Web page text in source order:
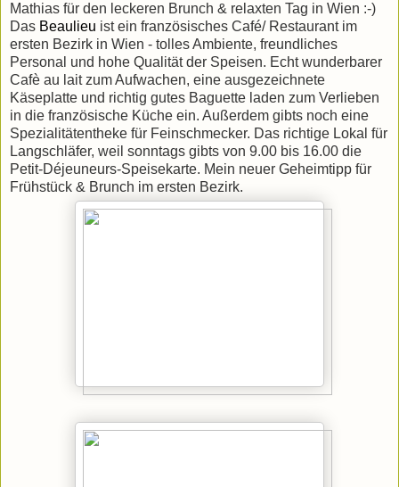
Mathias für den leckeren Brunch & relaxten Tag in Wien :-)
Das Beaulieu ist ein französisches Café/ Restaurant im
ersten Bezirk in Wien - tolles Ambiente, freundliches
Personal und hohe Qualität der Speisen. Echt wunderbarer
Cafè au lait zum Aufwachen, eine ausgezeichnete
Käseplatte und richtig gutes Baguette laden zum Verlieben
in die französische Küche ein. Außerdem gibts noch eine
Spezialitätentheke für Feinschmecker. Das richtige Lokal für
Langschläfer, weil sonntags gibts von 9.00 bis 16.00 die
Petit-Déjeuneurs-Speisekarte. Mein neuer Geheimtipp für
Frühstück & Brunch im ersten Bezirk.